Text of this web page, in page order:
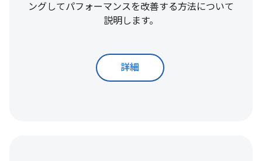
ングしてパフォーマンスを改善する方法について
説明します。
詳細